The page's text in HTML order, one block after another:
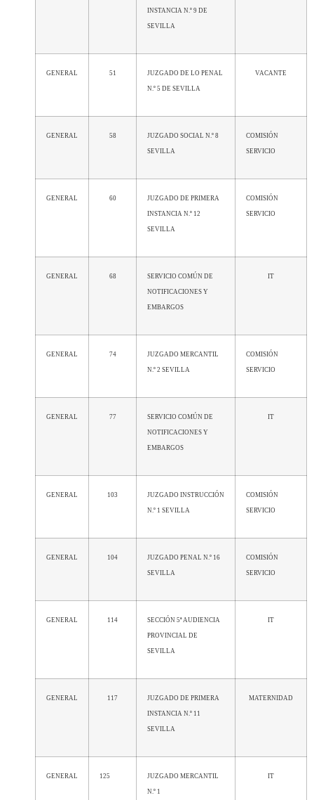
INSTANCIA N.º 9 DE
SEVILLA
GENERAL 51 JUZGADO DE LO PENAL
N.º 5 DE SEVILLA
VACANTE
GENERAL 58 JUZGADO SOCIAL N.º 8
SEVILLA
COMISIÓN
SERVICIO
GENERAL 60 JUZGADO DE PRIMERA
INSTANCIA N.º 12
SEVILLA
COMISIÓN
SERVICIO
GENERAL 68 SERVICIO COMÚN DE
NOTIFICACIONES Y
EMBARGOS
IT
GENERAL 74 JUZGADO MERCANTIL
N.º 2 SEVILLA
COMISIÓN
SERVICIO
GENERAL 77 SERVICIO COMÚN DE
NOTIFICACIONES Y
EMBARGOS
IT
GENERAL 103 JUZGADO INSTRUCCIÓN
N.º 1 SEVILLA
COMISIÓN
SERVICIO
GENERAL 104 JUZGADO PENAL N.º 16
SEVILLA
COMISIÓN
SERVICIO
GENERAL 114 SECCIÓN 5ª AUDIENCIA
PROVINCIAL DE
SEVILLA
IT
GENERAL 117 JUZGADO DE PRIMERA
INSTANCIA N.º 11
SEVILLA
MATERNIDAD
GENERAL 125 JUZGADO MERCANTIL
N.º 1
IT